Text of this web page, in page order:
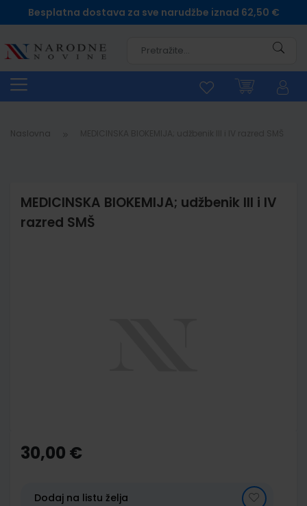
Besplatna dostava za sve narudžbe iznad 62,50 €
Naslovna
MEDICINSKA BIOKEMIJA; udžbenik III i IV
razred SMŠ
the
beginning
gallery
30,00 €
Dodaj na listu želja